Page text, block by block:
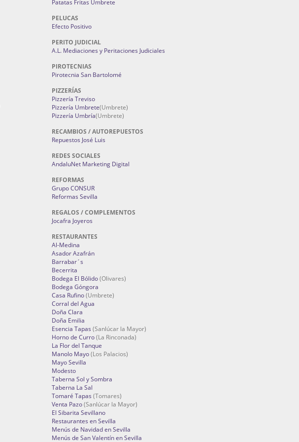
Patatas Fritas Umbrete
PELUCAS
Efecto Positivo
PERITO JUDICIAL
A.L. Mediaciones y Peritaciones Judiciales
PIROTECNIAS
Pirotecnia San Bartolomé
PIZZERÍAS
Pizzería Treviso
Pizzería Umbrete(Umbrete)
Pizzería Umbría(Umbrete)
RECAMBIOS / AUTOREPUESTOS
Repuestos José Luis
REDES SOCIALES
AndaluNet Marketing Digital
REFORMAS
Grupo CONSUR
Reformas Sevilla
REGALOS / COMPLEMENTOS
Jocafra Joyeros
RESTAURANTES
Al-Medina
Asador Azafrán
Barrabar´s
Becerrita
Bodega El Bólido(Olivares)
Bodega Góngora
Casa Rufino(Umbrete)
Corral del Agua
Doña Clara
Doña Emilia
Esencia Tapas (Sanlúcar la Mayor)
Horno de Curro(La Rinconada)
La Flor del Tanque
Manolo Mayo(Los Palacios)
Mayo Sevilla
Modesto
Taberna Sol y Sombra
Taberna La Sal
Tomaré Tapas (Tomares)
Venta Pazo(Sanlúcar la Mayor)
El Sibarita Sevillano
Restaurantes en Sevilla
Menús de Navidad en Sevilla
Menús de San Valentín en Sevilla